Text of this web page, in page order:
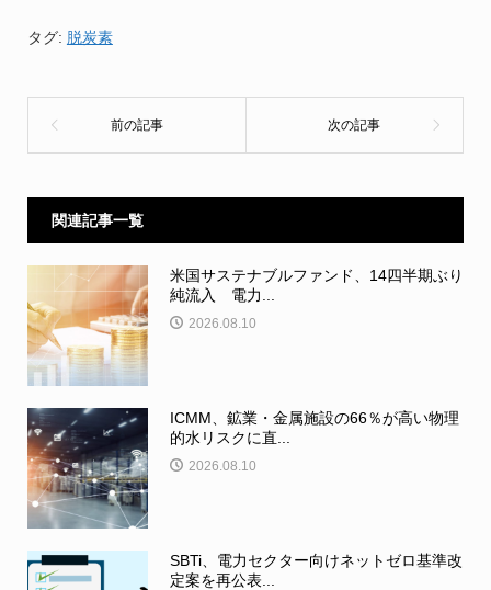
タグ: 脱炭素
関連記事一覧
米国サステナブルファンド、14四半期ぶり
純流入 電力...
2026.08.10
ICMM、鉱業・金属施設の66％が高い物理
的水リスクに直...
2026.08.10
SBTi、電力セクター向けネットゼロ基準改
定案を再公表...